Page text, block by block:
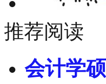
推荐阅读
会计学